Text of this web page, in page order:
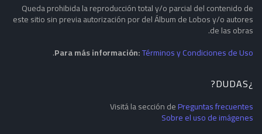
Queda prohibida la reproducción total y/o parcial del contenido de
este sitio sin previa autorización por del Álbum de Lobos y/o autores
de las obras.
Para más información:Términos y Condiciones de Uso
.
¿DUDAS?
Visitá la sección dePreguntas frecuentes
Sobre el uso de imágenes